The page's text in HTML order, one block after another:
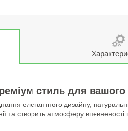
стиль для вашого
елегантного дизайну,
та створить атмосферу впевненості